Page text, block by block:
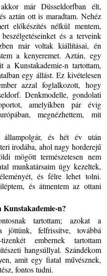
már Düsseldorfban élt,
aztán ott is maradtam. Nehéz
előkészítés nélkül mentem,
és a terveink
már voltak kiállításai, én
a kenyeremet. Aztán, egy
a Kunstakademie-n tartottam,
egy állást. Ez kivételesen
azzal foglalkozott, hogy
Denkmodelle, gondolati
amelyikben pár évig
megnézhettem, mit
és hét év után
irodába, ahol nagy horderejű
mögött természetesen nem
munkatársaim úgy kezeltek,
és félre lehet tolni.
és átmentem az ottani
n?
tartottam; azokat a
jöttünk, felfrissítve, továbbá
embernek tartottam
hangsúllyal. Szándékom
amit egy fiatal művésznek,
fontos tudni.